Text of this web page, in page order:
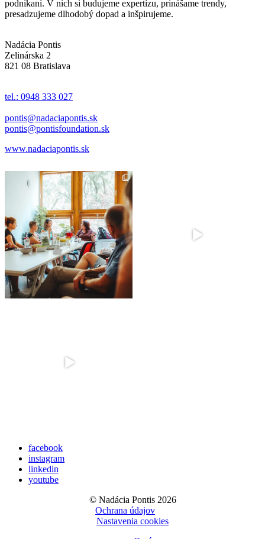
podnikaní. V nich si budujeme expertízu, prinášame trendy,
presadzujeme dlhodobý dopad a inšpirujeme.
Nadácia Pontis
Zelinárska 2
821 08 Bratislava
tel.: 0948 333 027
pontis@nadaciapontis.sk
pontis@pontisfoundation.sk
www.nadaciapontis.sk
facebook
instagram
linkedin
youtube
© Nadácia Pontis 2026
Ochrana údajov
Nastavenia cookies